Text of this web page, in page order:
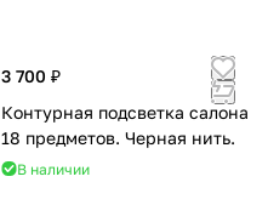
3 700 ₽
Контурная подсветка салона
18 предметов. Черная нить.
В наличии